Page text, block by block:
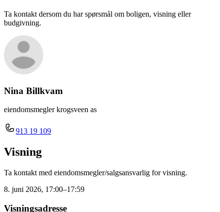
Ta kontakt dersom du har spørsmål om boligen, visning eller
budgivning.
Nina Billkvam
eiendomsmegler krogsveen as
913 19 109
Visning
Ta kontakt med eiendomsmegler/salgsansvarlig for visning.
8. juni 2026, 17:00–17:59
Visningsadresse